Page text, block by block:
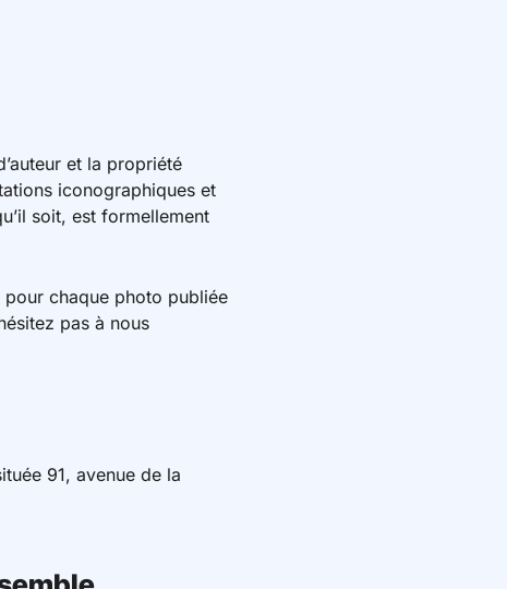
et la propriété
iconographiques et
soit, est formellement
pour chaque photo publiée
pas à nous
91, avenue de la